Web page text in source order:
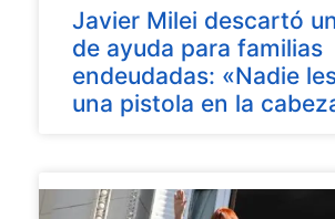
Javier Milei descartó
de ayuda para familias
endeudadas: «Nadie
una pistola en la